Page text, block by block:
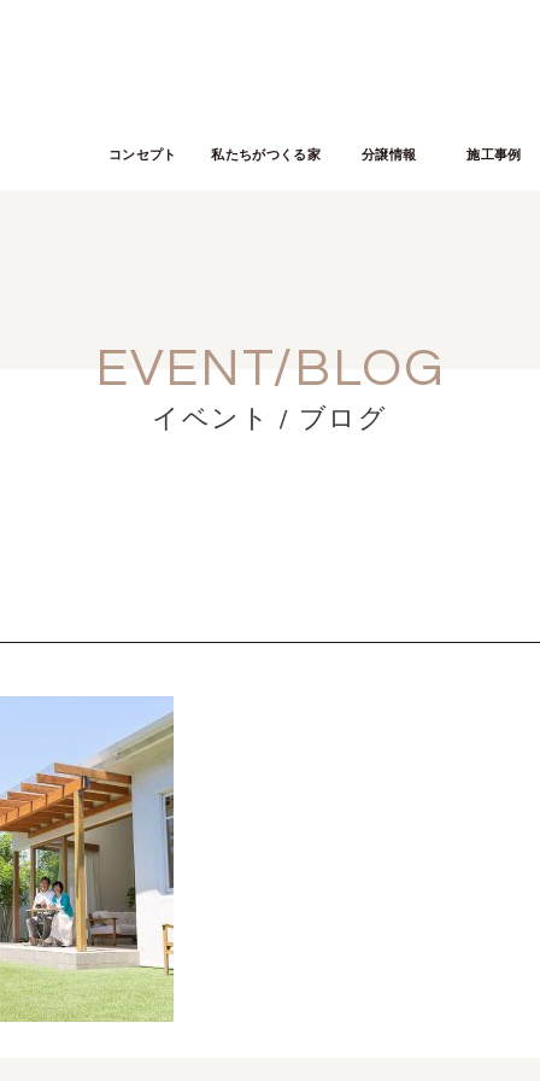
コンセプト 私たちがつくる家 分譲情報 施工事例
EVENT/BLOG
イベント / ブログ